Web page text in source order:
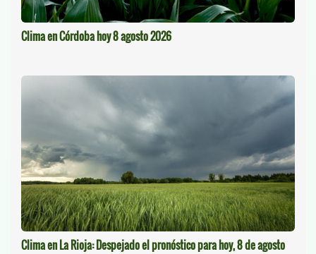
Clima en Córdoba hoy 8 agosto 2026
Clima en La Rioja: Despejado el pronóstico para hoy, 8 de agosto